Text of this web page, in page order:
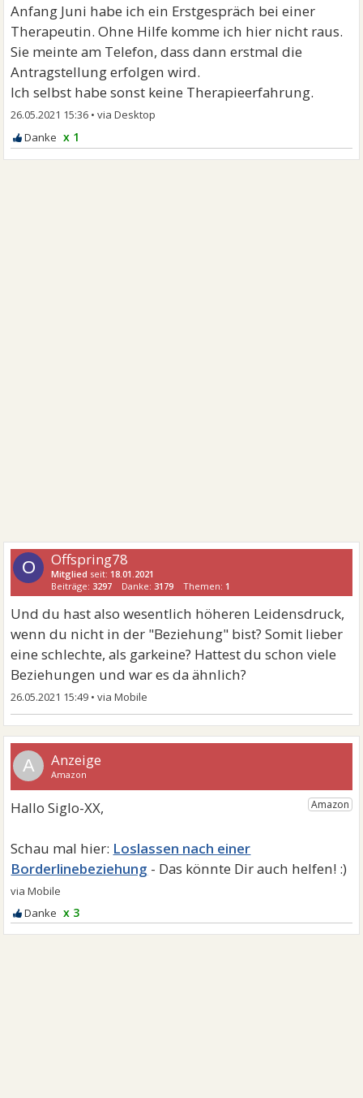
Anfang Juni habe ich ein Erstgespräch bei einer
Therapeutin. Ohne Hilfe komme ich hier nicht raus.
Sie meinte am Telefon, dass dann erstmal die
Antragstellung erfolgen wird.
Ich selbst habe sonst keine Therapieerfahrung.
26.05.2021 15:36 •
x 1
O Offspring78
Mitglied seit: 18.01.2021
Beiträge: 3297 Danke: 3179 Themen: 1
Und du hast also wesentlich höheren Leidensdruck,
wenn du nicht in der "Beziehung" bist? Somit lieber
eine schlechte, als garkeine? Hattest du schon viele
Beziehungen und war es da ähnlich?
26.05.2021 15:49 •
A
Loslassen nach einer
Borderlinebeziehung
x 3